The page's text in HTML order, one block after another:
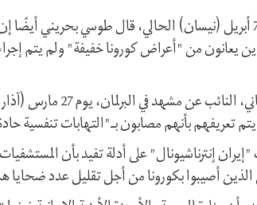
وفي رسالة بعث بها يوم 7 أبريل (نيسان) الحالي، قال طوسي
من "أعراض كورونا خفيفة" ولم يتم
وقال رضا شيران
تعريفهم بأنهم مصابون بـ"التهابات تنفسية
إنترناشيونال" على أدلة تفيد بأن
أصيبوا بكورونا من أجل تقليل عدد ضحايا